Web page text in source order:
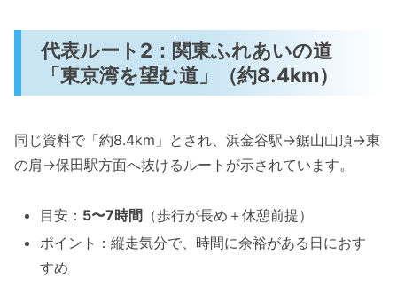
代表ルート2：関東ふれあいの道
「東京湾を望む道」（約8.4km）
同じ資料で「約8.4km」とされ、浜金谷駅→鋸山山頂→東
の肩→保田駅方面へ抜けるルートが示されています。
目安： 5〜7時間 （歩行が長め＋休憩前提）
ポイント：縦走気分で、時間に余裕がある日におす
すめ